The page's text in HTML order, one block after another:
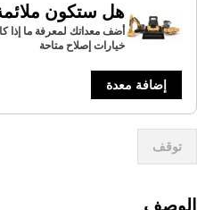
هل ستكون
أضف معداتك لمعرفة ما إذا
خيارات إصلاح متاحة
إضافة معدة
توقف